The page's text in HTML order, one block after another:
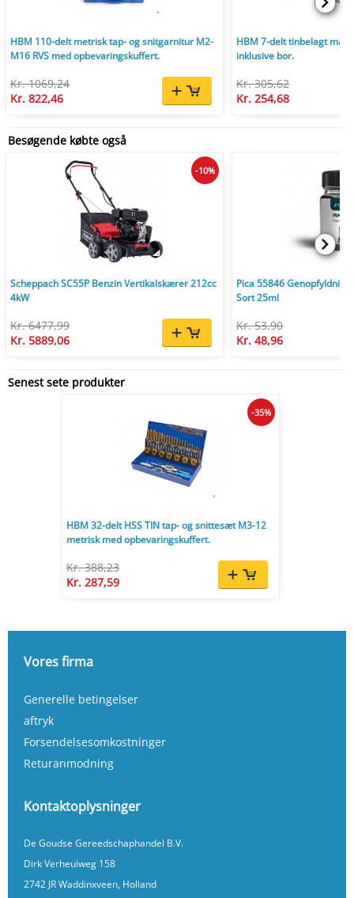
HBM 110-delt metrisk tap- og snitgarnitur M2-
M16 RVS med opbevaringskuffert.
Kr. 1069,24
Kr. 822,46
HBM 7-delt tinbelagt
inklusive bor.
Kr. 305,62
Kr. 254,68
Besøgende købte også
Scheppach SC55P Benzin Vertikalskærer 212cc
4kW
Kr. 6477,99
Kr. 5889,06
-10%
Pica 55846
Sort 25ml
Kr. 53,90
Kr. 48,96
Senest sete produkter
HBM 32-delt HSS TIN tap- og snittesæt M3-12
metrisk med opbevaringskuffert.
Kr. 388,23
Kr. 287,59
-35%
Vores firma
Generelle betingelser
aftryk
Forsendelsesomkostninger
Returanmodning
Kontaktoplysninger
De Goudse Gereedschaphandel B.V.
Dirk Verheulweg 158
2742 JR Waddinxveen, Holland